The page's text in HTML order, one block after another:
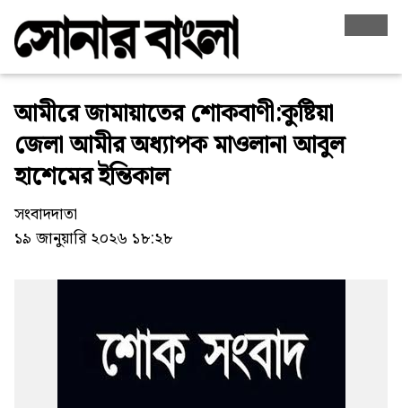
আমীরে জামায়াতের শোকবাণী:কুষ্টিয়া
জেলা আমীর অধ্যাপক মাওলানা আবুল
হাশেমের ইন্তিকাল
সংবাদদাতা
১৯ জানুয়ারি ২০২৬ ১৮:২৮